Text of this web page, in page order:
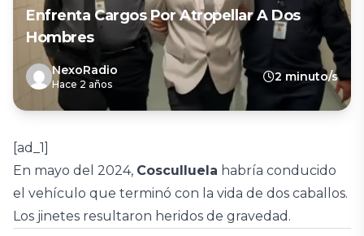
Enfrenta Cargos Por Atropellar A Dos
Hombres
NexoRadio
Hace 2 años
2 minuto/s
[ad_1]
En mayo del 2024, Cosculluela habría conducido
el vehículo que terminó con la vida de dos caballos.
Los jinetes resultaron heridos de gravedad.